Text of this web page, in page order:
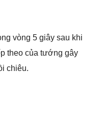
vòng 5 giây sau khi
theo của tướng gây
chiêu.